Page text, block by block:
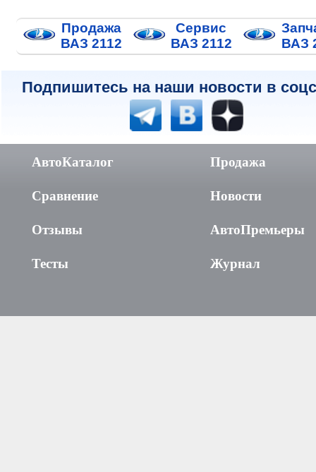
Продажа
ВАЗ 2112
Сервис
ВАЗ 2112
ВАЗ
Подпишитесь на наши новости в
АвтоКаталог
Сравнение
Отзывы
Тесты
Продажа
Новости
АвтоПремьеры
Журнал